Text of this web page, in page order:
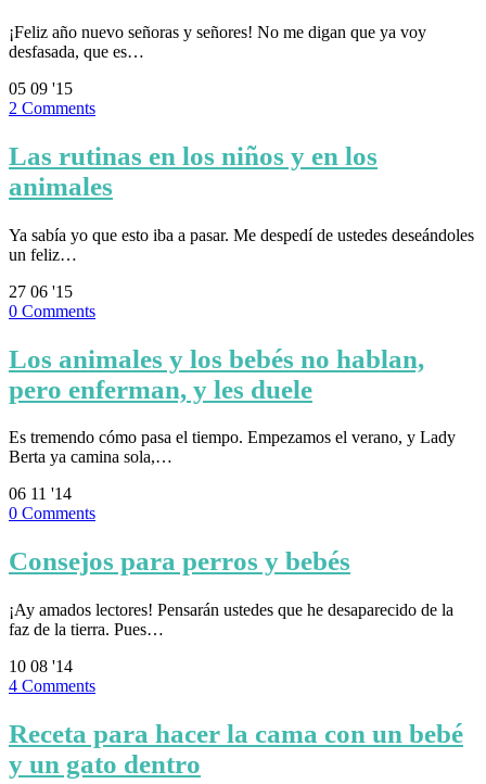
¡Feliz año nuevo señoras y señores! No me digan que ya voy
desfasada, que es…
05 09 '15
2 Comments
Las rutinas en los niños y en los
animales
Ya sabía yo que esto iba a pasar. Me despedí de ustedes deseándoles
un feliz…
27 06 '15
0 Comments
Los animales y los bebés no hablan,
pero enferman, y les duele
Es tremendo cómo pasa el tiempo. Empezamos el verano, y Lady
Berta ya camina sola,…
06 11 '14
0 Comments
Consejos para perros y bebés
¡Ay amados lectores! Pensarán ustedes que he desaparecido de la
faz de la tierra. Pues…
10 08 '14
4 Comments
Receta para hacer la cama con un bebé
y un gato dentro